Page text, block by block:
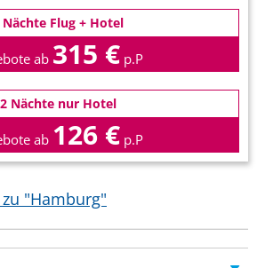
Nächte Flug + Hotel
ab 315 € p.P
2 Nächte nur Hotel
ab 126 € p.P
"Hamburg"